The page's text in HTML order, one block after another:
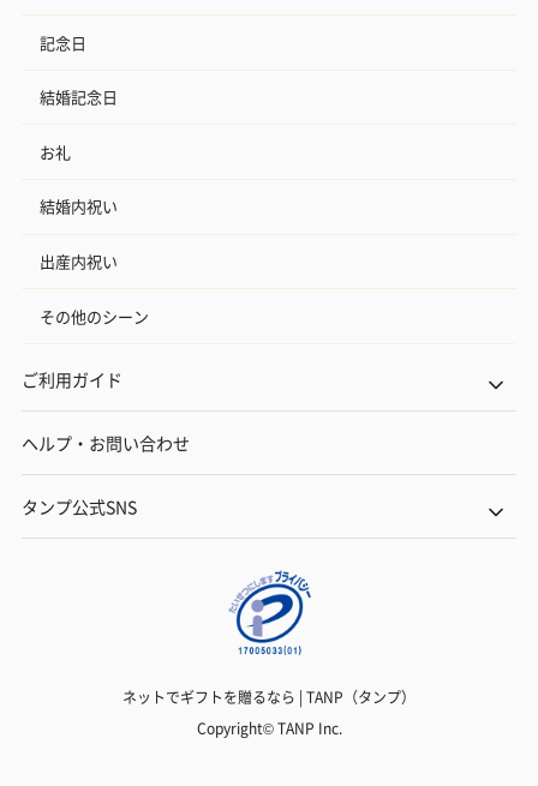
記念日
結婚記念日
お礼
結婚内祝い
出産内祝い
その他のシーン
ご利用ガイド
ヘルプ・お問い合わせ
タンプ公式SNS
ネットでギフトを贈るなら | TANP（タンプ）
Copyright© TANP Inc.